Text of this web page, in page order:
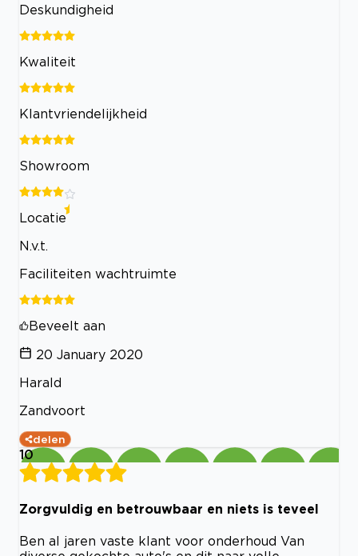
Deskundigheid
Kwaliteit
Klantvriendelijkheid
Showroom
Locatie
N.v.t.
Faciliteiten wachtruimte
Beveelt aan
20 January 2020
Harald
Zandvoort
delen
10
Zorgvuldig en betrouwbaar en niets is teveel
Ben al jaren vaste klant voor onderhoud Van